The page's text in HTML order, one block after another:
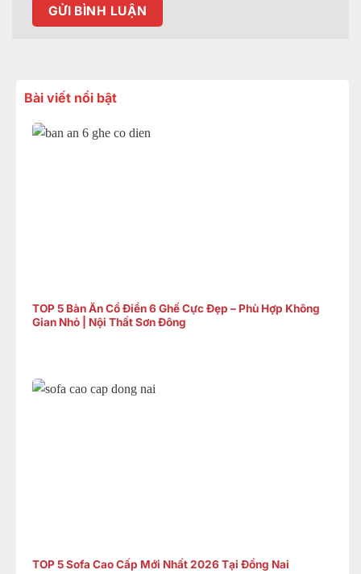
Bài viết nổi bật
TOP 5 Bàn Ăn Cổ Điển 6 Ghế Cực Đẹp – Phù Hợp Không
Gian Nhỏ | Nội Thất Sơn Đông
TOP 5 Sofa Cao Cấp Mới Nhất 2026 Tại Đồng Nai